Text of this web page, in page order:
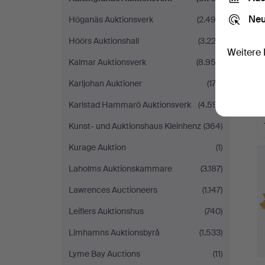
Höganäs Auktionsverk
(2.492)
Höörs Auktionshall
(3.222)
Kalmar Auktionsverk
(8.953)
Karljohan Auktioner
(172)
Karlstad Hammarö Auktionsverk
(4.591)
Kunst- und Auktionshaus Kleinhenz (364)
Kurage Auktion
(1)
Laholms Auktionskammare
(3.187)
Lawrences Auctioneers
(1.147)
Leiflers Auktionshus
(740)
Limhamns Auktionsbyrå
(1.533)
Lyme Bay Auctions
(11)
Weitere